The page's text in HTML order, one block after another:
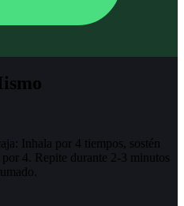
Inhala por 4 tiempos, sostén
4. Repite durante 2-3 minutos